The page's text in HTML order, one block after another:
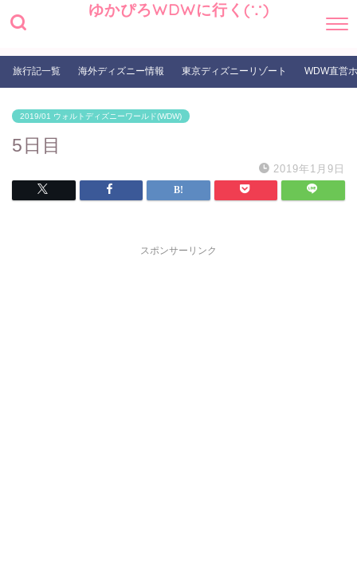
ゆかぴろWDWに行く(∵)
旅行記一覧 海外ディズニー情報 東京ディズニーリゾート WDW直営
2019/01 ウォルトディズニーワールド(WDW)
5日目
2019年1月9日
スポンサーリンク